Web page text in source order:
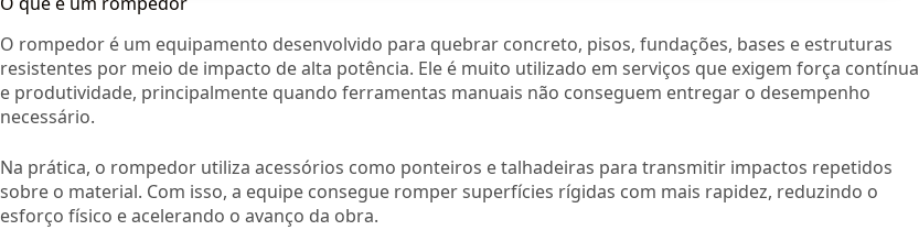
O rompedor é um equipamento desenvolvido para quebrar concreto, pisos, fundações, bases e estruturas
resistentes por meio de impacto de alta potência. Ele é muito utilizado em serviços que exigem força contínua
e produtividade, principalmente quando ferramentas manuais não conseguem entregar o desempenho
necessário.
Na prática, o rompedor utiliza acessórios como ponteiros e talhadeiras para transmitir impactos repetidos
sobre o material. Com isso, a equipe consegue romper superfícies rígidas com mais rapidez, reduzindo o
esforço físico e acelerando o avanço da obra.